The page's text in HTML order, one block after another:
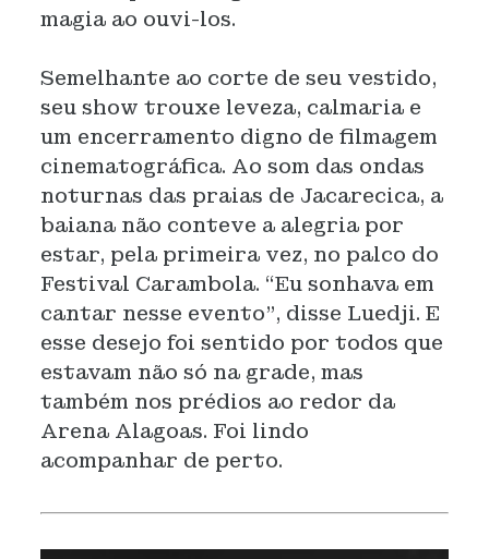
magia ao ouvi-los.
Semelhante ao corte de seu vestido,
seu show trouxe leveza, calmaria e
um encerramento digno de filmagem
cinematográfica. Ao som das ondas
noturnas das praias de Jacarecica, a
baiana não conteve a alegria por
estar, pela primeira vez, no palco do
Festival Carambola. “Eu sonhava em
cantar nesse evento”, disse Luedji. E
esse desejo foi sentido por todos que
estavam não só na grade, mas
também nos prédios ao redor da
Arena Alagoas. Foi lindo
acompanhar de perto.